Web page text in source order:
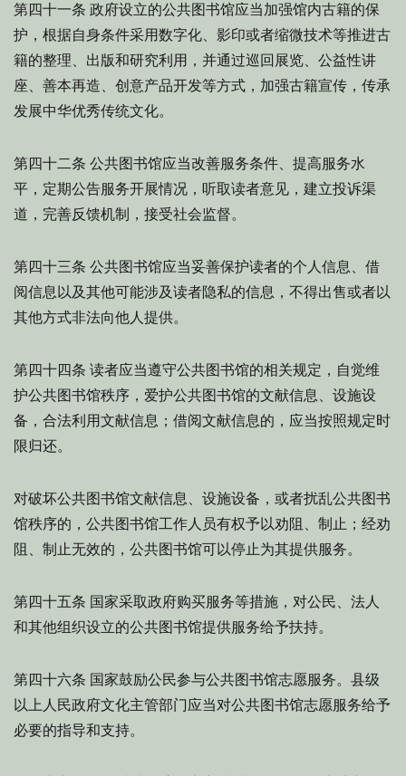
第四十一条 政府设立的公共图书馆应当加强馆内古籍的保
护，根据自身条件采用数字化、影印或者缩微技术等推进古
籍的整理、出版和研究利用，并通过巡回展览、公益性讲
座、善本再造、创意产品开发等方式，加强古籍宣传，传承
发展中华优秀传统文化。
第四十二条 公共图书馆应当改善服务条件、提高服务水
平，定期公告服务开展情况，听取读者意见，建立投诉渠
道，完善反馈机制，接受社会监督。
第四十三条 公共图书馆应当妥善保护读者的个人信息、借
阅信息以及其他可能涉及读者隐私的信息，不得出售或者以
其他方式非法向他人提供。
第四十四条 读者应当遵守公共图书馆的相关规定，自觉维
护公共图书馆秩序，爱护公共图书馆的文献信息、设施设
备，合法利用文献信息；借阅文献信息的，应当按照规定时
限归还。
对破坏公共图书馆文献信息、设施设备，或者扰乱公共图书
馆秩序的，公共图书馆工作人员有权予以劝阻、制止；经劝
阻、制止无效的，公共图书馆可以停止为其提供服务。
第四十五条 国家采取政府购买服务等措施，对公民、法人
和其他组织设立的公共图书馆提供服务给予扶持。
第四十六条 国家鼓励公民参与公共图书馆志愿服务。县级
以上人民政府文化主管部门应当对公共图书馆志愿服务给予
必要的指导和支持。